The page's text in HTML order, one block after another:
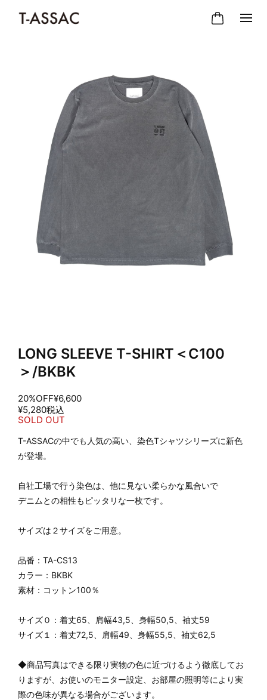
LONG SLEEVE T-SHIRT＜C100
＞/BKBK
20%OFF¥6,600
¥5,280税込
SOLD OUT
T-ASSACの中でも人気の高い、染色Tシャツシリーズに新色
が登場。
自社工場で行う染色は、他に見ない柔らかな風合いで
デニムとの相性もピッタリな一枚です。
サイズは２サイズをご用意。
品番：TA-CS13
カラー：BKBK
素材：コットン100％
サイズ０：着丈65、肩幅43,5、身幅50,5、袖丈59
サイズ１：着丈72,5、肩幅49、身幅55,5、袖丈62,5
◆商品写真はできる限り実物の色に近づけるよう徹底してお
りますが、お使いのモニター設定、お部屋の照明等により実
際の色味が異なる場合がございます。